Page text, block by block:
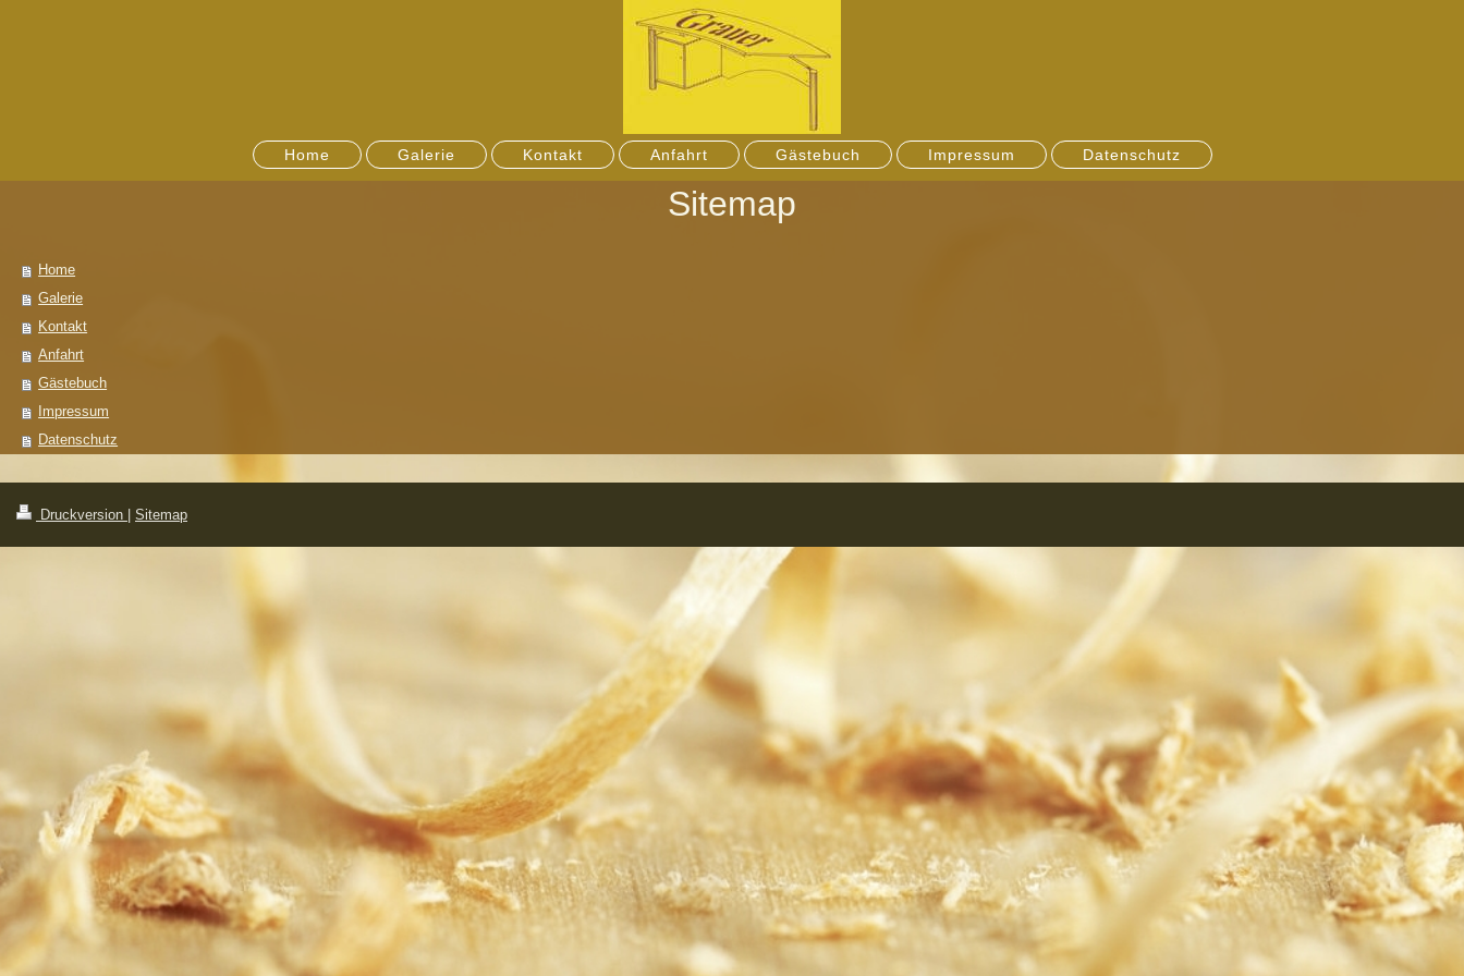
Home Galerie Kontakt Anfahrt Gästebuch Impressum Datenschutz
Sitemap
Home
Galerie
Kontakt
Anfahrt
Gästebuch
Impressum
Datenschutz
Druckversion | Sitemap